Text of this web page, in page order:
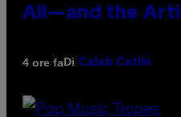
All—and the
4 ore faDi Caleb Catlin